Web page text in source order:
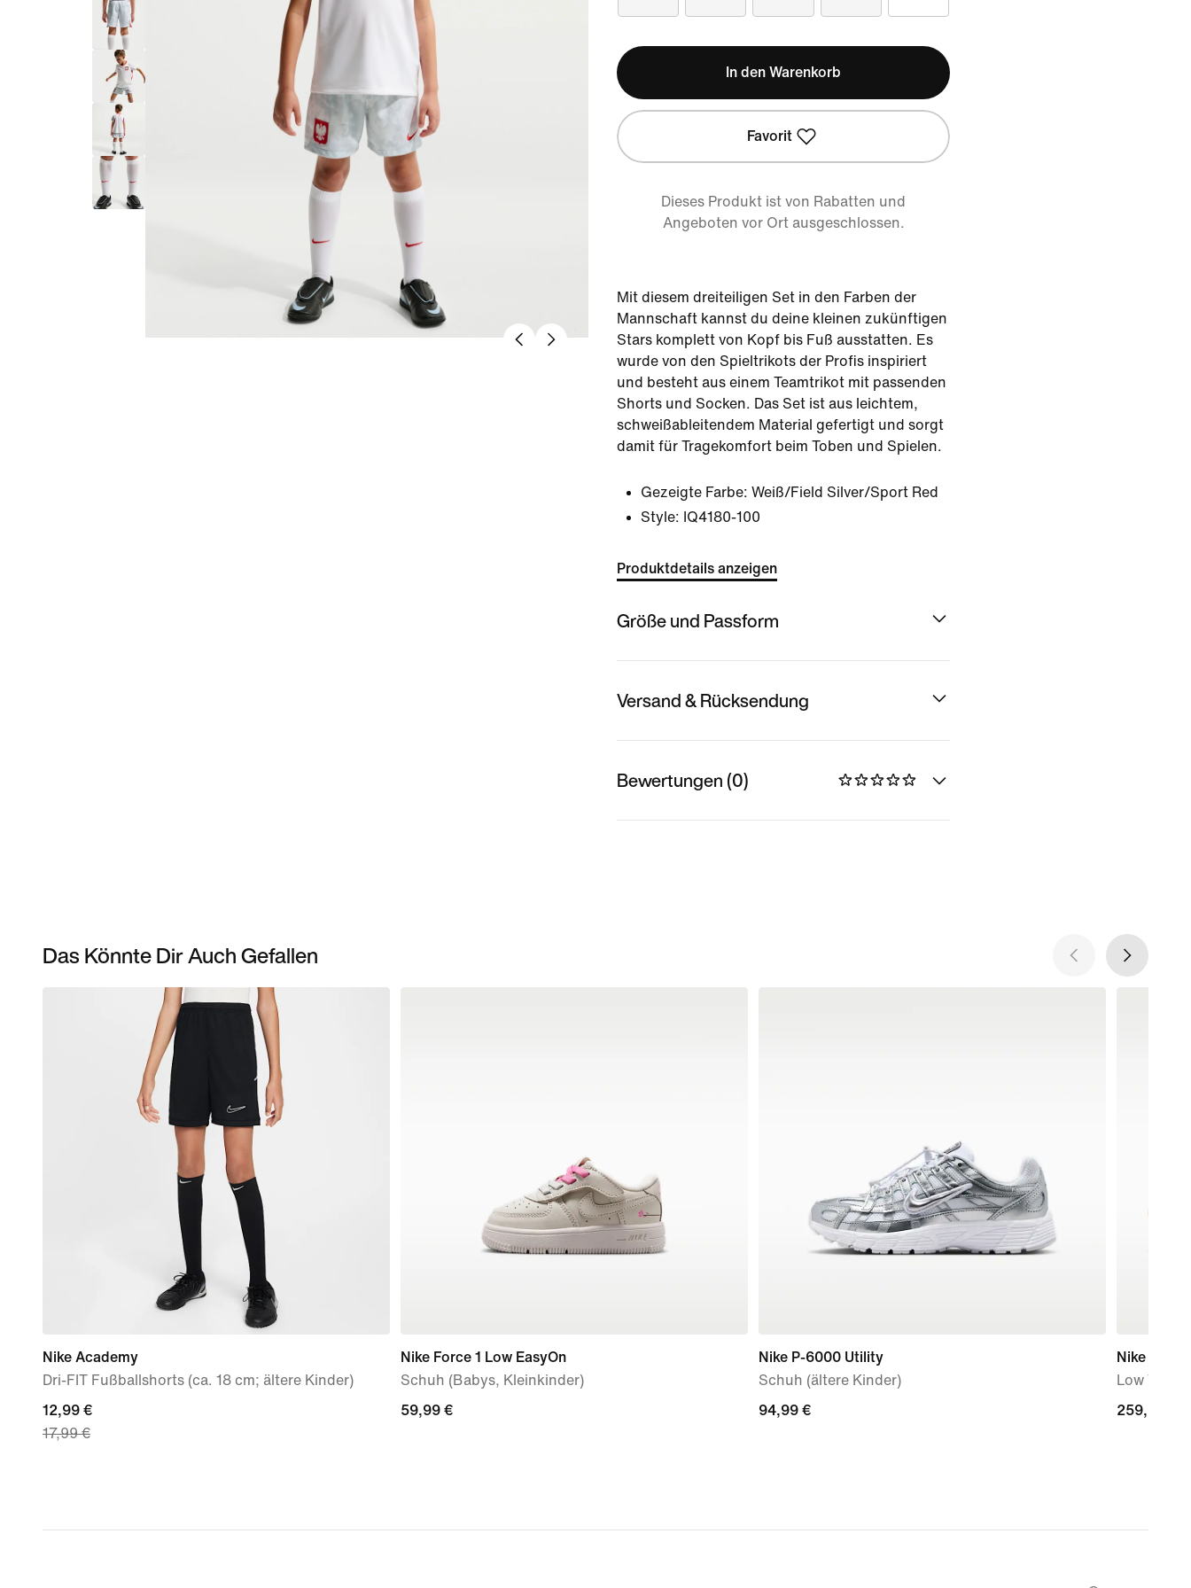
In den Warenkorb
Favorit
Dieses Produkt ist von Rabatten und
Angeboten vor Ort ausgeschlossen.
Mit diesem dreiteiligen Set in den Farben der
Mannschaft kannst du deine kleinen zukünftigen
Stars komplett von Kopf bis Fuß ausstatten. Es
wurde von den Spieltrikots der Profis inspiriert
und besteht aus einem Teamtrikot mit passenden
Shorts und Socken. Das Set ist aus leichtem,
schweißableitendem Material gefertigt und sorgt
damit für Tragekomfort beim Toben und Spielen.
Gezeigte Farbe: Weiß/Field Silver/Sport Red
Style: IQ4180-100
Produktdetails anzeigen
Größe und Passform
Versand & Rücksendung
Bewertungen (0)
Das Könnte Dir Auch Gefallen
Nike Academy
Dri-FIT Fußballshorts (ca. 18 cm; ältere Kinder)
current
price
17,99 €
12,99 €
17,99 €
Nike Force 1 Low EasyOn
Schuh (Babys, Kleinkinder)
59,99 €
59,99 €
Nike P-6000 Utility
Schuh (ältere Kinder)
94,99 €
94,99 €
Nike
Low Top-
259,99 €
259,99 €